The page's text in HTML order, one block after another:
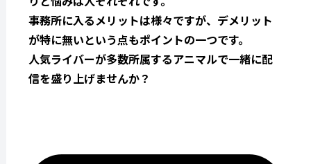
事務所に入るメリットは様々ですが、デメリット
が特に無いという点もポイントの一つです。
人気ライバーが多数所属するアニマルで一緒に配
信を盛り上げませんか？